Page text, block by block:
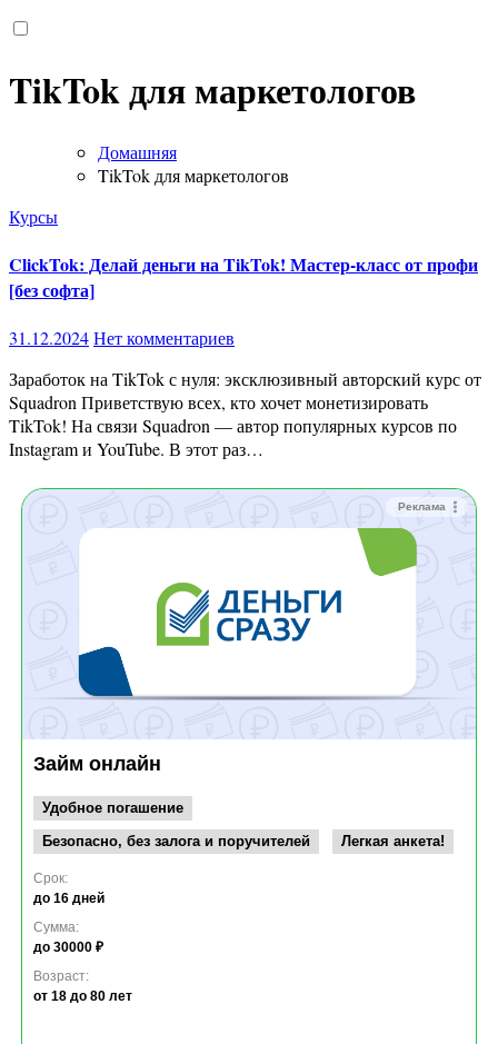
TikTok для маркетологов
Домашняя
TikTok для маркетологов
Курсы
ClickTok: Делай деньги на TikTok! Мастер-класс от профи
[без софта]
31.12.2024Нет комментариев
Заработок на TikTok с нуля: эксклюзивный авторский курс от
Squadron Приветствую всех, кто хочет монетизировать
TikTok! На связи Squadron — автор популярных курсов по
Instagram и YouTube. В этот раз…
Реклама
Займ онлайн
Удобное погашение
Безопасно, без залога и поручителей
Легкая анкета!
Срок:
до 16 дней
Сумма:
до 30000 ₽
Возраст:
от 18 до 80 лет